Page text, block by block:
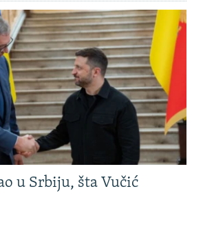
u Srbiju, šta Vučić